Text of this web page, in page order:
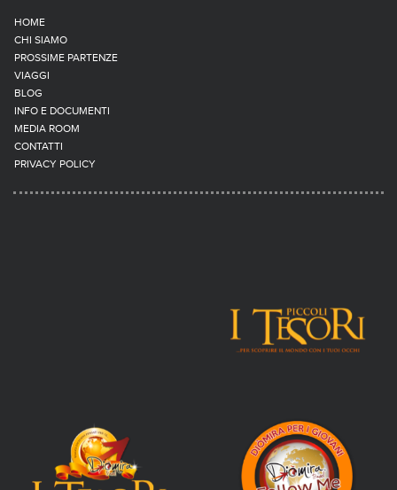
HOME
CHI SIAMO
PROSSIME PARTENZE
VIAGGI
BLOG
INFO E DOCUMENTI
MEDIA ROOM
CONTATTI
PRIVACY POLICY